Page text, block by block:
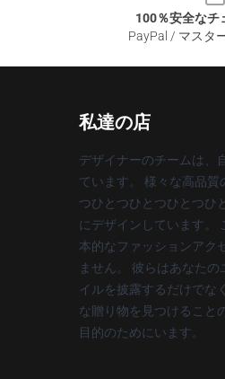
100％安全なチ
PayPal / マスタ
私達の店
デザイナーのチームは、
ています。 様々な高品質
つひとつひとつひとつひ
にデザインしています。
本的なファッションアク
ません。 彼らはあなた
イルを披露するだけでな
な贈り物を見つけること
目的のためにいます。